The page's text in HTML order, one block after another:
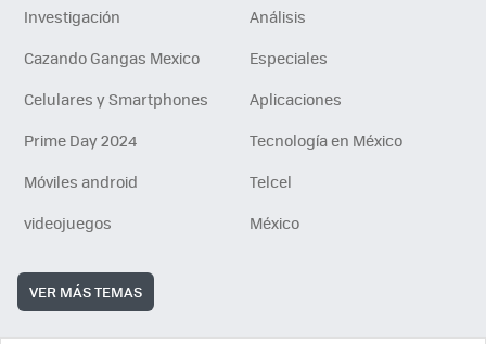
Investigación
Análisis
Cazando Gangas Mexico
Especiales
Celulares y Smartphones
Aplicaciones
Prime Day 2024
Tecnología en México
Móviles android
Telcel
videojuegos
México
VER MÁS TEMAS